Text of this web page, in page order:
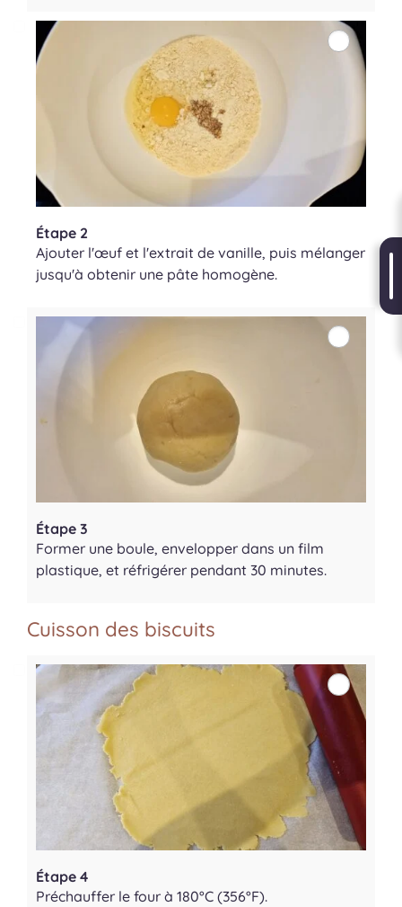
Étape 2
Ajouter l'œuf et l'extrait de vanille, puis mélanger
jusqu'à obtenir une pâte homogène.
Étape 3
Former une boule, envelopper dans un film
plastique, et réfrigérer pendant 30 minutes.
Cuisson des biscuits
Étape 4
Préchauffer le four à 180°C (356°F).